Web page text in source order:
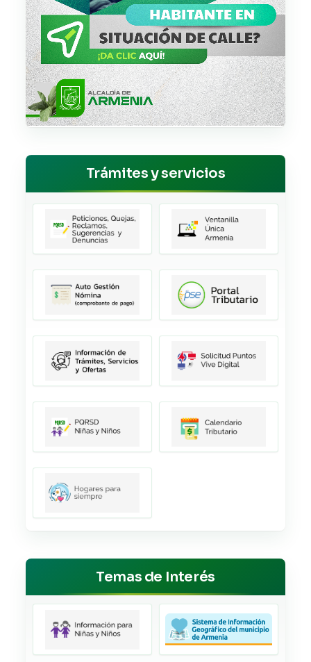
Trámites y servicios
Temas de Interés